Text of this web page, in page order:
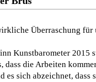
Überraschung für
Kunstbarometer 2015
dass die Arbeiten
es sich abzeichnet,